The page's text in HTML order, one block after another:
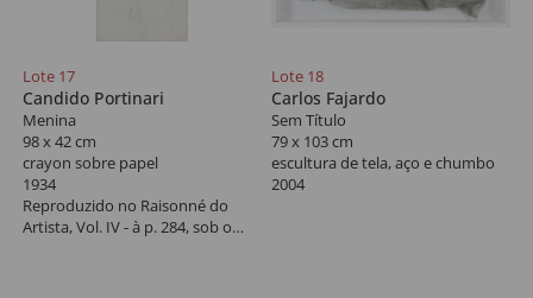
Lote 17
Candido Portinari
Menina
98 x 42 cm
crayon sobre papel
1934
Reproduzido no Raisonné do
Artista, Vol. IV - à p. 284, sob o
Lote 18
Carlos Fajardo
Sem Título
79 x 103 cm
escultura de tela, aço e chumbo
2004